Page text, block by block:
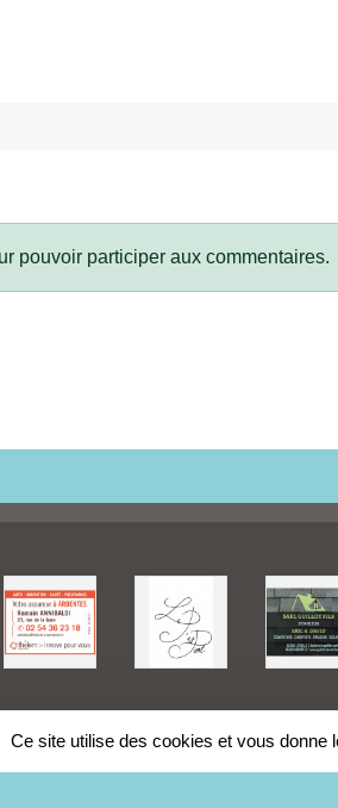
pouvoir participer aux commentaires.
Ce site utilise des cookies et vous